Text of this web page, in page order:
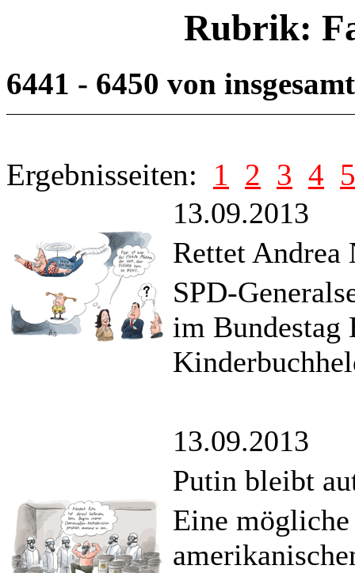
Rubrik:
6441 - 6450 von
Ergebnisseiten: 1 2 3 4 5
13.09.2013
Rettet Andrea
SPD-
im Bundestag
13.09.2013
Putin bleibt
Eine